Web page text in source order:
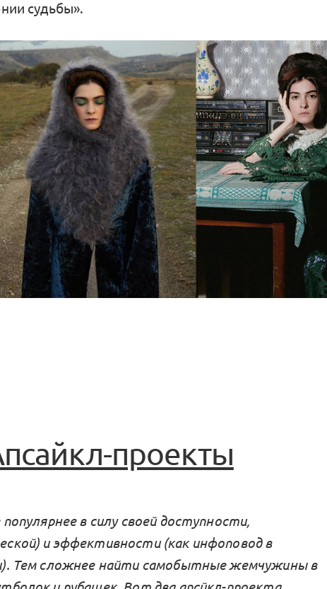
судьбы».
проекты
в силу своей доступности,
и эффективности (как инфоповод в
Тем сложнее найти самобытные жемчужины в